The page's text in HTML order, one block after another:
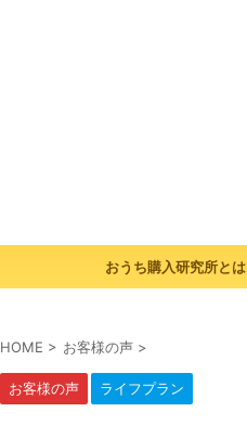
おうち購入研究所とは
HOME > お客様の声 >
お客様の声 ライフプラン